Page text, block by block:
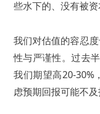
些水下的、没有被资
我们对估值的容忍
性与严谨性。过去
我们期望高20-30%
虑预期回报可能不及